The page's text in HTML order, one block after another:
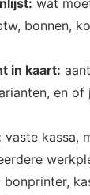
wat
bonnen,
in kaart:
en
vaste kassa,
bonprinter,